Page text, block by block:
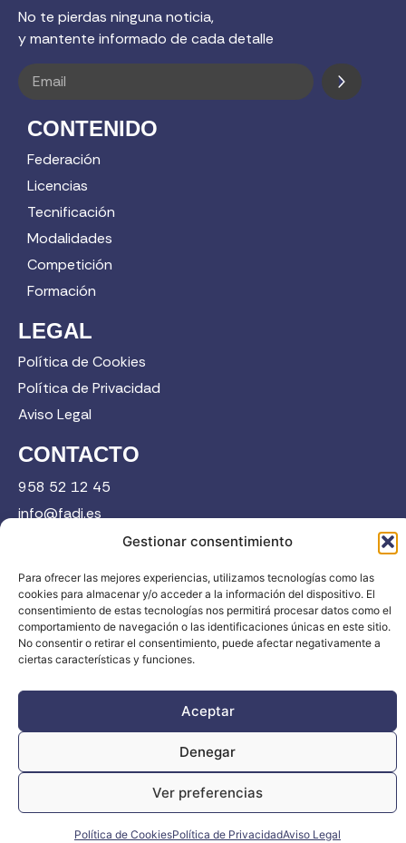
Gestionar consentimiento
Para ofrecer las mejores experiencias, utilizamos tecnologías como las
cookies para almacenar y/o acceder a la información del dispositivo. El
consentimiento de estas tecnologías nos permitirá procesar datos como el
comportamiento de navegación o las identificaciones únicas en este sitio.
No consentir o retirar el consentimiento, puede afectar negativamente a
ciertas características y funciones.
Aceptar
Denegar
Ver preferencias
Política de CookiesPolítica de PrivacidadAviso Legal
No te pierdas ninguna noticia,
y mantente informado de cada detalle
CONTENIDO
Federación
Licencias
Tecnificación
Modalidades
Competición
Formación
LEGAL
Política de Cookies
Política de Privacidad
Aviso Legal
CONTACTO
958 52 12 45
info@fadi.es
C/ Carmen de Burgos, 14, 18008 Granada
Contacta
FADI © 2026. Federación Andaluza de Deportes de Invierno |
Todos los derechos reservados